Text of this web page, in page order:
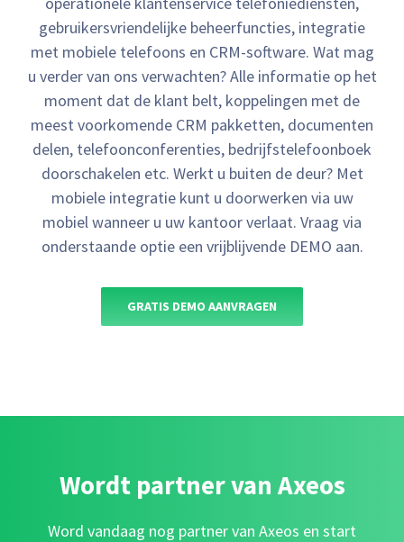
gebruikersvriendelijke beheerfuncties, integratie
met mobiele telefoons en CRM-software. Wat mag
u verder van ons verwachten? Alle informatie op het
moment dat de klant belt, koppelingen met de
meest voorkomende CRM pakketten, documenten
delen, telefoonconferenties, bedrijfstelefoonboek
doorschakelen etc. Werkt u buiten de deur? Met
mobiele integratie kunt u doorwerken via uw
mobiel wanneer u uw kantoor verlaat. Vraag via
onderstaande optie een vrijblijvende DEMO aan.
GRATIS DEMO AANVRAGEN
Wordt partner van Axeos
Word vandaag nog partner van Axeos en start